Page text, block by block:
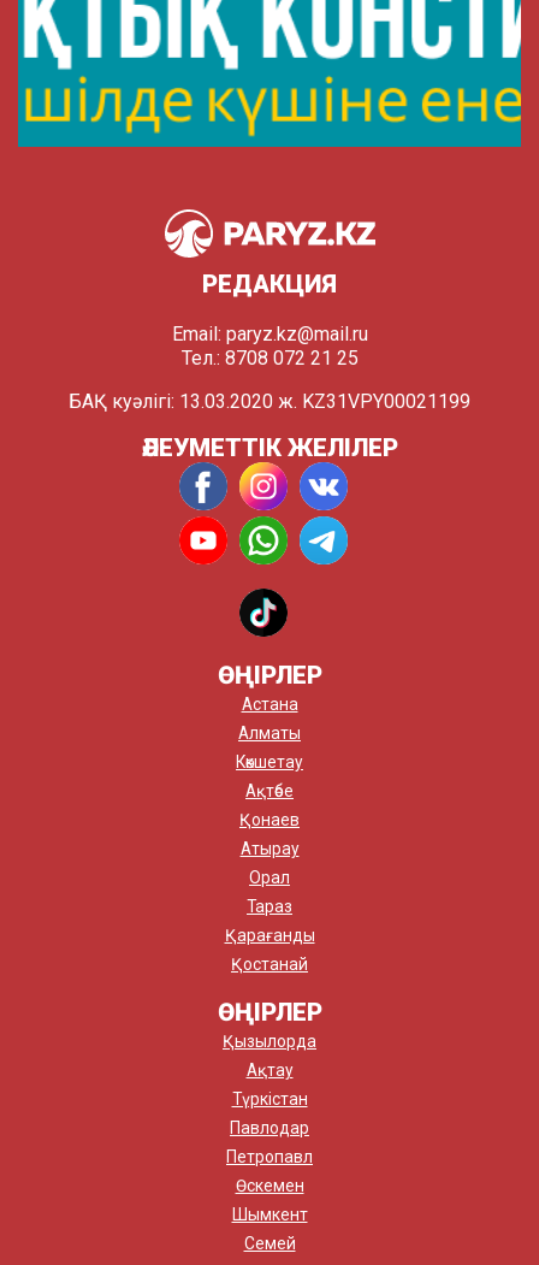
РЕДАКЦИЯ
Email: paryz.kz@mail.ru
Тел.: 8708 072 21 25
БАҚ куәлігі: 13.03.2020 ж. KZ31VPY00021199
ӘЛЕУМЕТТІК ЖЕЛІЛЕР
ӨҢІРЛЕР
Астана
Алматы
Көкшетау
Ақтөбе
Қонаев
Атырау
Орал
Тараз
Қарағанды
Қостанай
ӨҢІРЛЕР
Қызылорда
Ақтау
Түркістан
Павлодар
Петропавл
Өскемен
Шымкент
Семей